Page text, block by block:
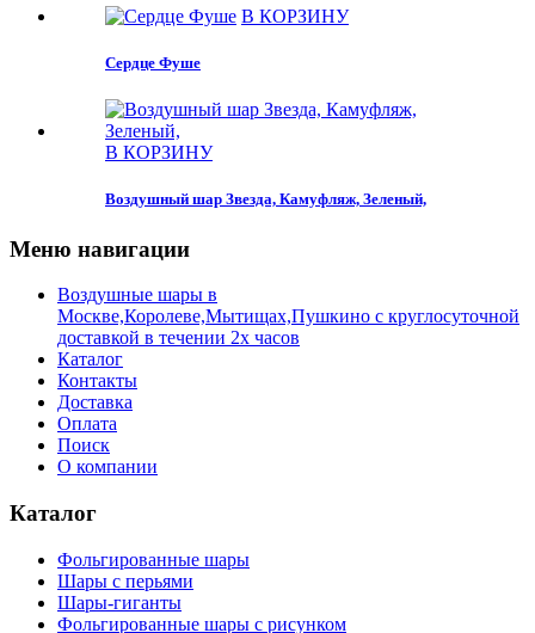
В КОРЗИНУ
Сердце Фуше
В КОРЗИНУ
Воздушный шар Звезда, Камуфляж, Зеленый,
Меню навигации
Воздушные шары в
Москве,Королеве,Мытищах,Пушкино с круглосуточной
доставкой в течении 2х часов
Каталог
Контакты
Доставка
Оплата
Поиск
О компании
Каталог
Фольгированные шары
Шары с перьями
Шары-гиганты
Фольгированные шары с рисунком